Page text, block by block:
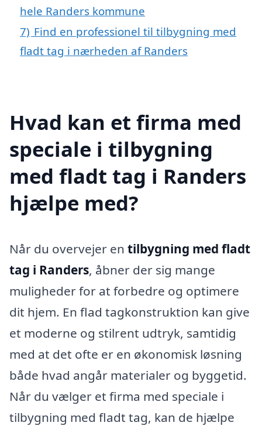
hele Randers kommune
7) Find en professionel til tilbygning med
fladt tag i nærheden af Randers
Hvad kan et firma med
speciale i tilbygning
med fladt tag i Randers
hjælpe med?
Når du overvejer en tilbygning med fladt
tag i Randers, åbner der sig mange
muligheder for at forbedre og optimere
dit hjem. En flad tagkonstruktion kan give
et moderne og stilrent udtryk, samtidig
med at det ofte er en økonomisk løsning
både hvad angår materialer og byggetid.
Når du vælger et firma med speciale i
tilbygning med fladt tag, kan de hjælpe